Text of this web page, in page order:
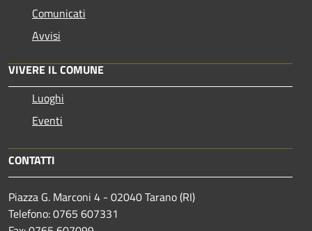
Comunicati
Avvisi
VIVERE IL COMUNE
Luoghi
Eventi
CONTATTI
Piazza G. Marconi 4 - 02040 Tarano (RI)
Telefono: 0765 607331